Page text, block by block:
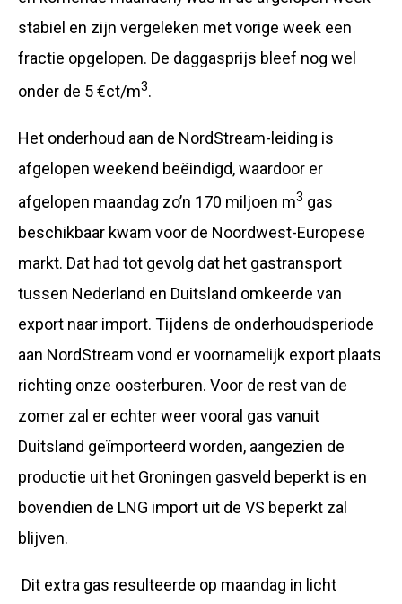
stabiel en zijn vergeleken met vorige week een
fractie opgelopen. De daggasprijs bleef nog wel
onder de 5 €ct/m3.
Het onderhoud aan de NordStream-leiding is
afgelopen weekend beëindigd, waardoor er
afgelopen maandag zo’n 170 miljoen m3 gas
beschikbaar kwam voor de Noordwest-Europese
markt. Dat had tot gevolg dat het gastransport
tussen Nederland en Duitsland omkeerde van
export naar import. Tijdens de onderhoudsperiode
aan NordStream vond er voornamelijk export plaats
richting onze oosterburen. Voor de rest van de
zomer zal er echter weer vooral gas vanuit
Duitsland geïmporteerd worden, aangezien de
productie uit het Groningen gasveld beperkt is en
bovendien de LNG import uit de VS beperkt zal
blijven.
Dit extra gas resulteerde op maandag in licht